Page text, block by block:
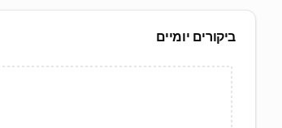
ביקורים יומיים